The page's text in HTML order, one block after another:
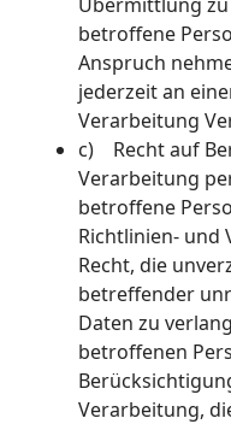
betroffene
Anspruch
jederzeit an
Verarbeitung
c) Recht auf
Verarbeitung
betroffene
Richtlinien- und
Recht, die
betreffender
Daten zu
betroffenen
Verarbeitung,